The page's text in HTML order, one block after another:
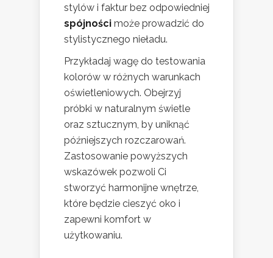
stylów i faktur bez odpowiedniej
spójności może prowadzić do
stylistycznego nieładu.
Przykładaj wagę do testowania
kolorów w różnych warunkach
oświetleniowych. Obejrzyj
próbki w naturalnym świetle
oraz sztucznym, by uniknąć
późniejszych rozczarowań.
Zastosowanie powyższych
wskazówek pozwoli Ci
stworzyć harmonijne wnętrze,
które będzie cieszyć oko i
zapewni komfort w
użytkowaniu.